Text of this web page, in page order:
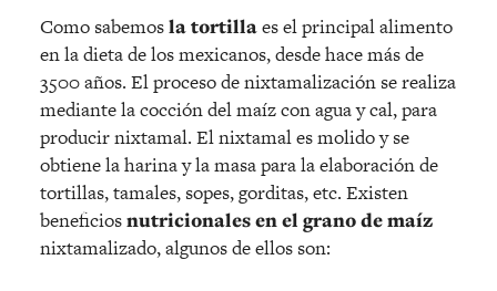
Como sabemosla tortillaes el principal alimento
en la dieta de los mexicanos, desde hace más de
3500 años. El proceso de nixtamalización se realiza
mediante la cocción del maíz con agua y cal, para
producir nixtamal. El nixtamal es molido y se
obtiene la harina y la masa para la elaboración de
tortillas, tamales, sopes, gorditas, etc. Existen
beneficiosnutricionales en el grano de maíz
nixtamalizado, algunos de ellos son: